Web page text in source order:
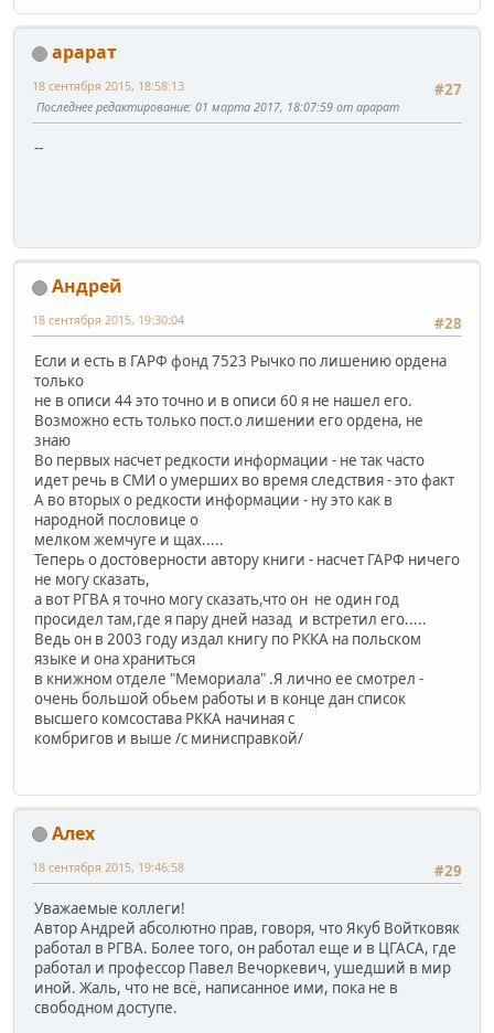
арарат
#27
18 сентября 2015, 18:58:13
Последнее редактирование: 01 марта 2017, 18:07:59 от арарат
--
Андрей
#28
18 сентября 2015, 19:30:04
Если и есть в ГАРФ фонд 7523 Рычко по лишению ордена
только
не в описи 44 это точно и в описи 60 я не нашел его.
Возможно есть только пост.о лишении его ордена, не
знаю
Во первых насчет редкости информации - не так часто
идет речь в СМИ о умерших во время следствия - это факт
А во вторых о редкости информации - ну это как в
народной пословице о
мелком жемчуге и щах.....
Теперь о достоверности автору книги - насчет ГАРФ ничего
не могу сказать,
а вот РГВА я точно могу сказать,что он не один год
просидел там,где я пару дней назад и встретил его.....
Ведь он в 2003 году издал книгу по РККА на польском
языке и она храниться
в книжном отделе "Мемориала" .Я лично ее смотрел -
очень большой обьем работы и в конце дан список
высшего комсостава РККА начиная с
комбригов и выше /с минисправкой/
Алех
#29
18 сентября 2015, 19:46:58
Уважаемые коллеги!
Автор Андрей абсолютно прав, говоря, что Якуб Войтковяк
работал в РГВА. Более того, он работал еще и в ЦГАСА, где
работал и профессор Павел Вечоркевич, ушедший в мир
иной. Жаль, что не всё, написанное ими, пока не в
свободном доступе.